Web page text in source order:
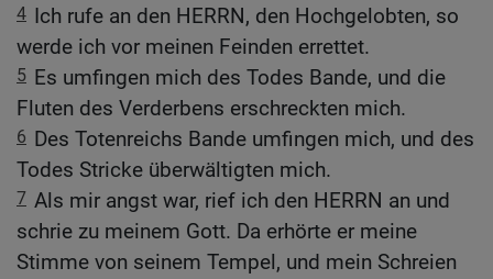
4 Ich rufe an den HERRN, den Hochgelobten, so
werde ich vor meinen Feinden errettet.
5 Es umfingen mich des Todes Bande, und die
Fluten des Verderbens erschreckten mich.
6 Des Totenreichs Bande umfingen mich, und des
Todes Stricke überwältigten mich.
7 Als mir angst war, rief ich den HERRN an und
schrie zu meinem Gott. Da erhörte er meine
Stimme von seinem Tempel, und mein Schreien